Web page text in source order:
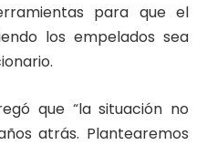
para que el
los empelados sea
que “la situación no
atrás. Plantearemos